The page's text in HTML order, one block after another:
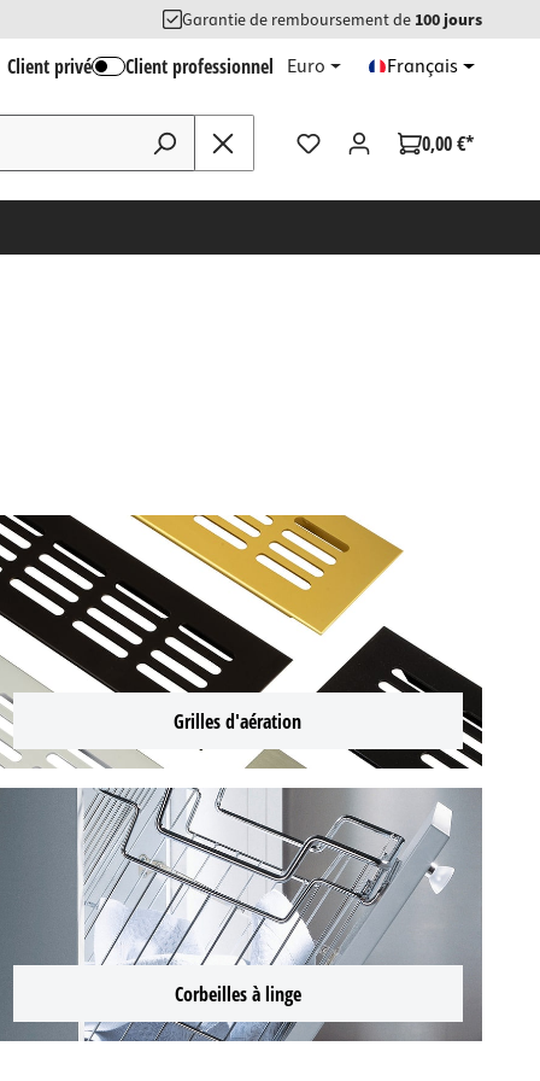
Garantie de remboursement de 100 jours
Client privé Client professionnel Euro Français
0,00 €*
Grilles d'aération
Corbeilles à linge